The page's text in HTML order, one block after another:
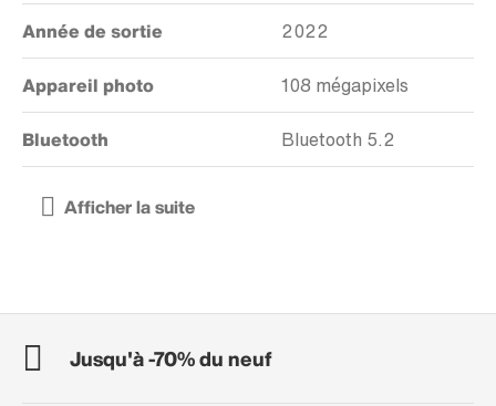
Année de sortie 2022
Appareil photo 108 mégapixels
Bluetooth Bluetooth 5.2
Jusqu'à -70% du neuf